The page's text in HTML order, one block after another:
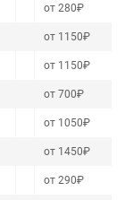
от 280₽
от 1150₽
от 1150₽
от 700₽
от 1050₽
от 1450₽
от 290₽